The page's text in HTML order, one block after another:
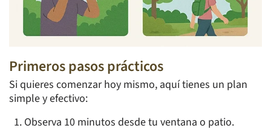
Primeros pasos prácticos
Si quieres comenzar hoy mismo, aquí tienes un plan
simple y efectivo:
Observa 10 minutos desde tu ventana o patio.